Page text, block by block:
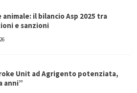
il bilancio Asp 2025 tra
e sanzioni
Unit ad Agrigento potenziata,
anni”